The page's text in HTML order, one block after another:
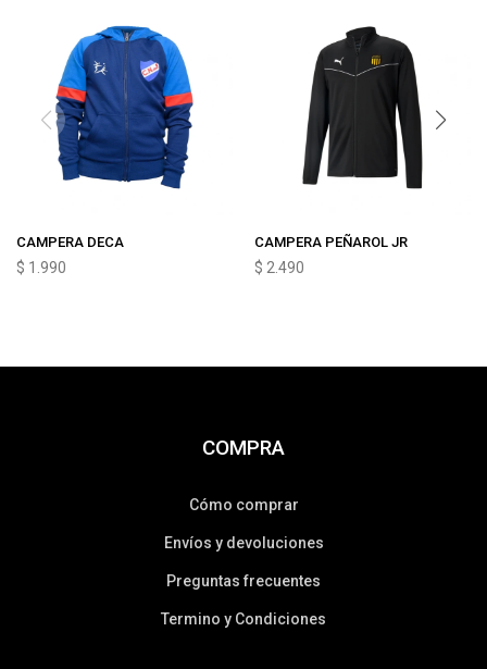
CAMPERA DECA
$ 1.990
CAMPERA PEÑAROL JR
$ 2.490
COMPRA
Cómo comprar
Envíos y devoluciones
Preguntas frecuentes
Termino y Condiciones